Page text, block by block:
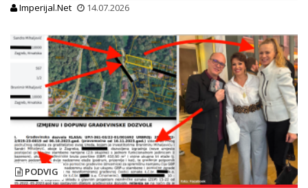
Imperijal.Net 14.07.2026
PODVIG